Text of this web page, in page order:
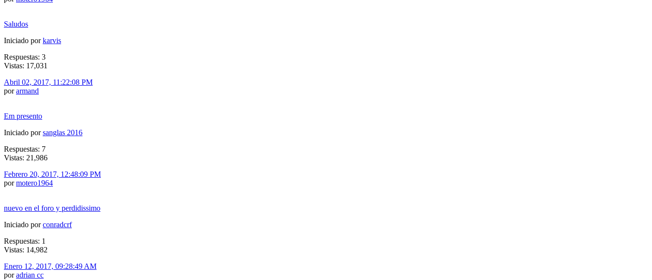
Saludos
Iniciado porkarvis
Respuestas: 3
Vistas: 17,031
Abril 02, 2017, 11:22:08 PM
porarmand
Em presento
Iniciado porsanglas 2016
Respuestas: 7
Vistas: 21,986
Febrero 20, 2017, 12:48:09 PM
pormotero1964
nuevo en el foro y perdidissimo
Iniciado porconradcrf
Respuestas: 1
Vistas: 14,982
Enero 12, 2017, 09:28:49 AM
poradrian cc